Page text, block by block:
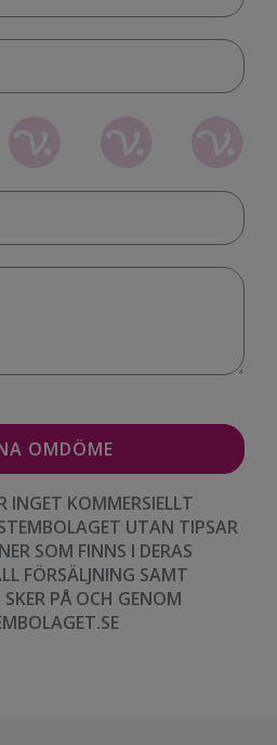
INGET KOMMERSIELLT
UTAN TIPSAR
SOM FINNS I DERAS
FÖRSÄLJNING SAMT
PÅ OCH GENOM